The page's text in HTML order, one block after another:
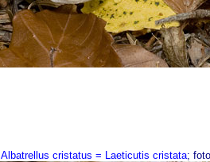
Albatrellus cristatus = Laeticutis cristata;